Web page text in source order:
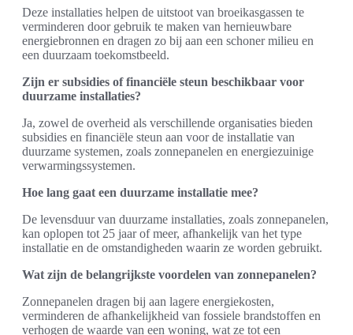
Deze installaties helpen de uitstoot van broeikasgassen te
verminderen door gebruik te maken van hernieuwbare
energiebronnen en dragen zo bij aan een schoner milieu en
een duurzaam toekomstbeeld.
Zijn er subsidies of financiële steun beschikbaar voor
duurzame installaties?
Ja, zowel de overheid als verschillende organisaties bieden
subsidies en financiële steun aan voor de installatie van
duurzame systemen, zoals zonnepanelen en energiezuinige
verwarmingssystemen.
Hoe lang gaat een duurzame installatie mee?
De levensduur van duurzame installaties, zoals zonnepanelen,
kan oplopen tot 25 jaar of meer, afhankelijk van het type
installatie en de omstandigheden waarin ze worden gebruikt.
Wat zijn de belangrijkste voordelen van zonnepanelen?
Zonnepanelen dragen bij aan lagere energiekosten,
verminderen de afhankelijkheid van fossiele brandstoffen en
verhogen de waarde van een woning, wat ze tot een